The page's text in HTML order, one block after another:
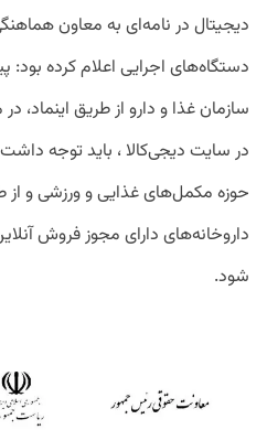
دیجیتال در نامه‌ای به معاون
دستگاه‌‌های اجرایی اعلام کرده بود:
سازمان غذا و دارو از طریق
در سایت دیجی‌‌کالا ، باید توجه
حوزه مکمل‌های غذایی و ورزشی و از
داروخانه‌های دارای مجوز فروش
شود.